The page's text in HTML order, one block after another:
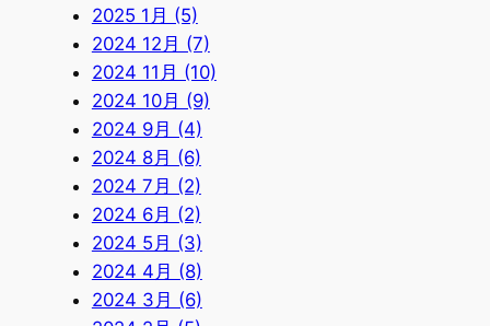
2025 1月 (5)
2024 12月 (7)
2024 11月 (10)
2024 10月 (9)
2024 9月 (4)
2024 8月 (6)
2024 7月 (2)
2024 6月 (2)
2024 5月 (3)
2024 4月 (8)
2024 3月 (6)